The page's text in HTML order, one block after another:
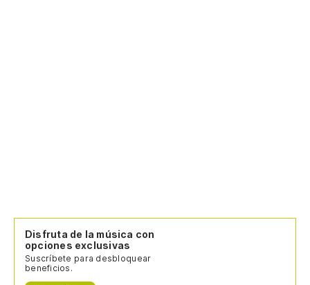
Disfruta de la música con
opciones exclusivas
Suscríbete para desbloquear
beneficios.